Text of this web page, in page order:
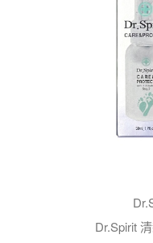
Dr.Spirit